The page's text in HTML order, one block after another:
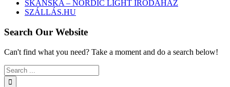
SKANSKA – NORDIC LIGHT IRODAHÁZ
SZÁLLÁS.HU
Search Our Website
Can't find what you need? Take a moment and do a search below!